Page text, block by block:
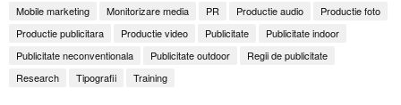
Mobile marketing
Monitorizare media PR Productie audio
Productie foto
Productie publicitara
Productie video Publicitate
Publicitate indoor
Publicitate neconventionala
Publicitate outdoor
Regii de publicitate
Research
Tipografii Training